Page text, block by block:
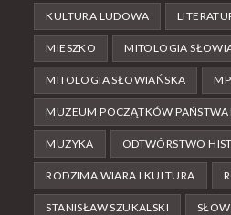
KULTURA LUDOWA
MIESZKO MITOLOGIA
MITOLOGIA SŁOWIAŃSKA
MUZEUM POCZĄTKÓW PAŃSTWA
MUZYKA ODTWÓRSTWO
RODZIMA WIARA I KULTURA
STANISŁAW SZUKALSKI